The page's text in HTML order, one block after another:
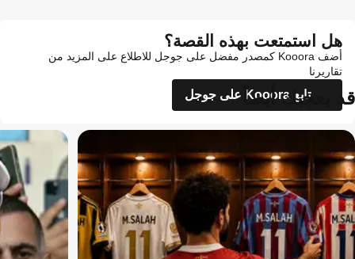
هل استمتعت بهذه القصة؟
أضف Kooora كمصدر مفضل على جوجل للاطلاع على المزيد من
تقاريرنا
تابع Kooora على جوجل
قد يعجبك أيضاً